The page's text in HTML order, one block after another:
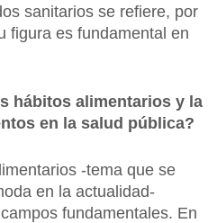
sanitarios se refiere, por
figura es fundamental en
hábitos alimentarios y la
en la salud pública?
-tema que se
en la actualidad-
fundamentales. En